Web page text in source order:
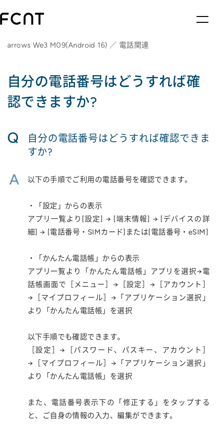
arrows We3 M09(Android 16) ／ 電話関連
自分の電話番号はどうすれば確
認できますか?
Q
自分の電話番号はどうすれば確認できま
すか?
A 以下の手順でご利用の電話番号を確認できます。
・「設定」からの表示
アプリ一覧より[設定] → [端末情報] → [デバイスの詳
細] → [電話番号・SIMカード]または[電話番号・eSIM]
・「かんたん電話帳」からの表示
アプリ一覧より「かんたん電話帳」アプリを選択→電
話帳画面で［メニュー］→［設定］→［アカウント］
→［マイプロフィール］→「アプリケーション選択」
より「かんたん電話帳」を選択
以下手順でも確認できます。
［設定］→［パスワード、パスキー、アカウント］
→［マイプロフィール］→「アプリケーション選択」
より「かんたん電話帳」を選択
また、電話番号表示下の「修正する」をタップする
と、ご自身の情報の入力、編集ができます。